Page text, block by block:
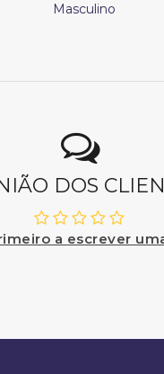
Masculino
DOS
a escrever